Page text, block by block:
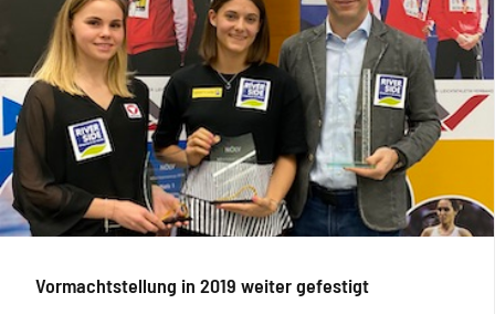
Vormachtstellung in 2019 weiter gefestigt